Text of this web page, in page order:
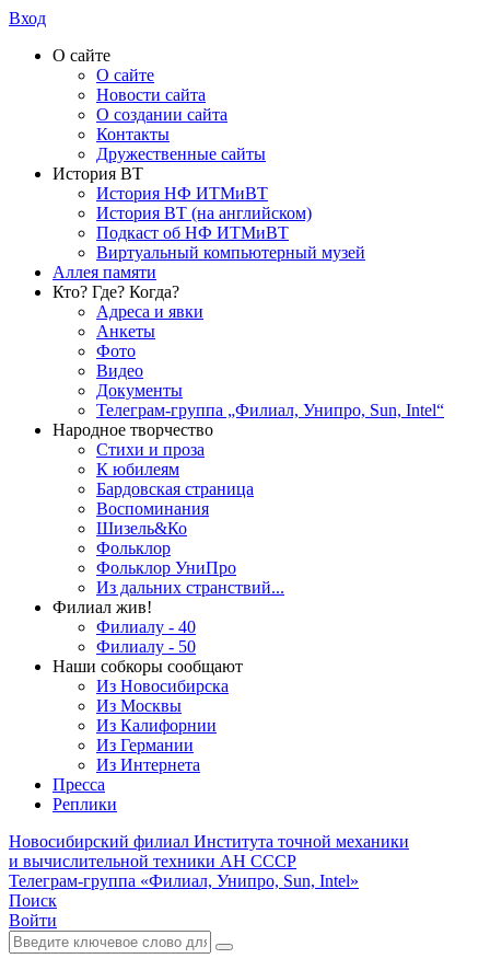
Вход
О сайте
О сайте
Новости сайта
О создании сайта
Контакты
Дружественные сайты
История ВТ
История НФ ИТМиВТ
История ВТ (на английском)
Подкаст об НФ ИТМиВТ
Виртуальный компьютерный музей
Аллея памяти
Кто? Где? Когда?
Адреса и явки
Анкеты
Фото
Видео
Документы
Телеграм-группа „Филиал, Унипро, Sun, Intel“
Народное творчество
Стихи и проза
К юбилеям
Бардовская страница
Воспоминания
Шизель&Ко
Фольклор
Фольклор УниПро
Из дальних странствий...
Филиал жив!
Филиалу - 40
Филиалу - 50
Наши собкоры сообщают
Из Новосибирска
Из Москвы
Из Калифорнии
Из Германии
Из Интернета
Пресса
Реплики
Новосибирский филиал Института точной механики
и вычислительной техники АН СССР
Телеграм-группа «Филиал, Унипро, Sun, Intel»
Поиск
Войти